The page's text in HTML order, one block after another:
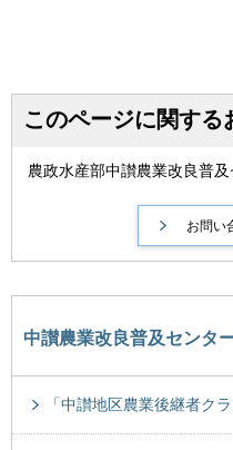
このページに関する
農政水産部中讃農業改良普
中讃農業改良普及センタ
「中讃地区農業後継者ク